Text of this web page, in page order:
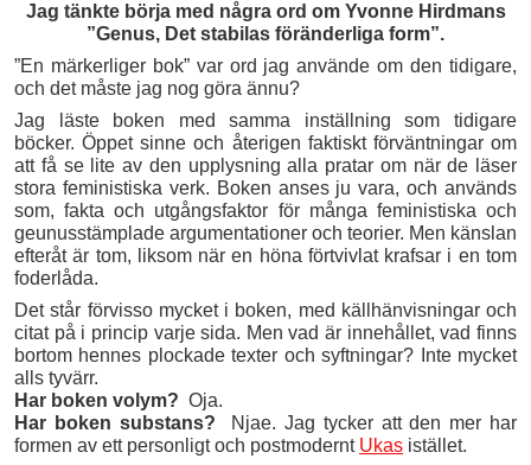
Jag tänkte börja med några ord om Yvonne Hirdmans
”Genus, Det stabilas föränderliga form”.
”En märkerliger bok” var ord jag använde om den tidigare,
och det måste jag nog göra ännu?
Jag läste boken med samma inställning som tidigare
böcker. Öppet sinne och återigen faktiskt förväntningar om
att få se lite av den upplysning alla pratar om när de läser
stora feministiska verk. Boken anses ju vara, och används
som, fakta och utgångsfaktor för många feministiska och
geunusstämplade argumentationer och teorier. Men känslan
efteråt är tom, liksom när en höna förtvivlat krafsar i en tom
foderlåda.
Det står förvisso mycket i boken, med källhänvisningar och
citat på i princip varje sida. Men vad är innehållet, vad finns
bortom hennes plockade texter och syftningar? Inte mycket
alls tyvärr.
Har boken volym? Oja.
Har boken substans? Njae. Jag tycker att den mer har
formen av ett personligt och postmodernt Ukas istället.